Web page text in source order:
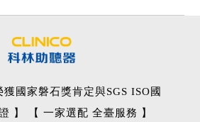
獲國家磐石獎肯定與SGS ISO國
】 【 一家選配 全臺服務 】